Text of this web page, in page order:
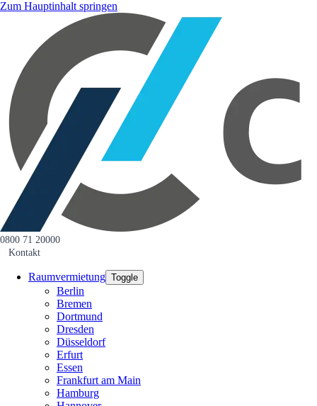
Zum Hauptinhalt springen
0800 71 20000
Kontakt
Raumvermietung Toggle
Berlin
Bremen
Dortmund
Dresden
Düsseldorf
Erfurt
Essen
Frankfurt am Main
Hamburg